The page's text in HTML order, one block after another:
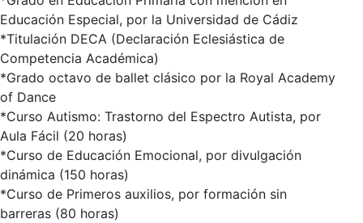
Educación Especial, por la Universidad de Cádiz
*Titulación DECA (Declaración Eclesiástica de
Competencia Académica)
*Grado octavo de ballet clásico por la Royal Academy
of Dance
*Curso Autismo: Trastorno del Espectro Autista, por
Aula Fácil (20 horas)
*Curso de Educación Emocional, por divulgación
dinámica (150 horas)
*Curso de Primeros auxilios, por formación sin
barreras (80 horas)